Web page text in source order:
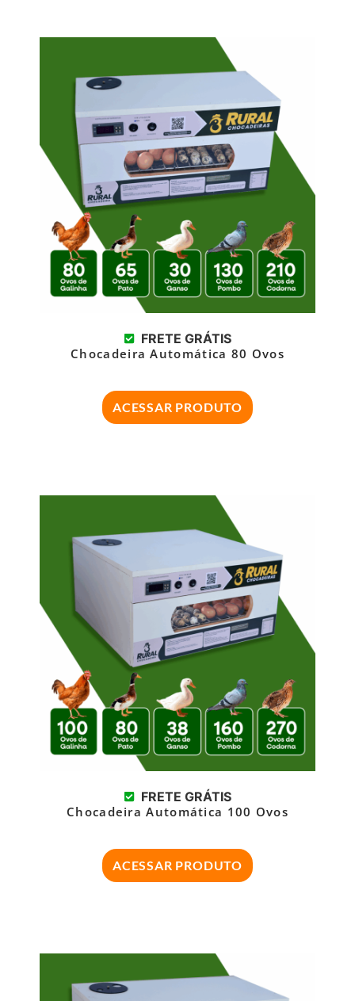
FRETE GRÁTIS
Chocadeira Automática 80 Ovos
ACESSAR PRODUTO
FRETE GRÁTIS
Chocadeira Automática 100 Ovos
ACESSAR PRODUTO